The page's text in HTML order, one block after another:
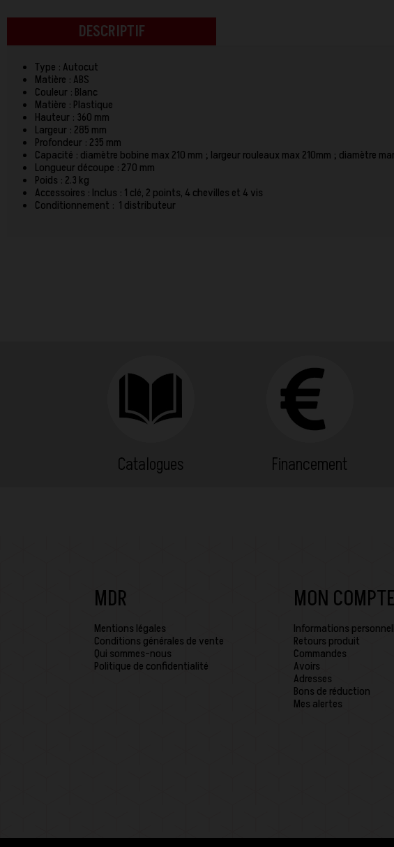
DESCRIPTIF
Type : Autocut
Matière : ABS
Couleur : Blanc
Matière : Plastique
Hauteur : 360 mm
Largeur : 285 mm
Profondeur : 235 mm
Capacité : diamètre bobine max 210 mm ; largeur rouleaux max 210mm ; diamètre
Longueur découpe : 270 mm
Poids : 2.3 kg
Accessoires : Inclus : 1 clé, 2 points, 4 chevilles et 4 vis
Conditionnement : 1 distributeur
Catalogues Financement
MDR
Mentions légales
Conditions générales de vente
Qui sommes-nous
Politique de confidentialité
MON COMPTE
Informations
Retours produit
Commandes
Avoirs
Adresses
Bons de réduction
Mes alertes